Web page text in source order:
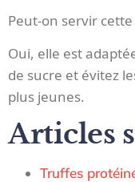
Peut-on servir
Oui, elle est
de sucre et évitez
plus jeunes.
Articles
Truffes